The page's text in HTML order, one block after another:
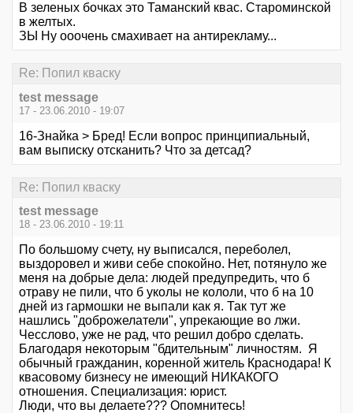
В зеленых бочках это Таманский квас. Староминской
в желтых.
ЗЫ Ну ооочень смахивает на антирекламу...
Re: Попил кваску
test message
17 - 23.06.2010 - 19:07
16-Знайка > Бред! Если вопрос принципиальный,
вам выписку отсканить? Что за детсад?
Re: Попил кваску
test message
18 - 23.06.2010 - 19:11
По большому счету, ну выписался, переболел,
выздоровел и живи себе спокойно. Нет, потянуло же
меня на добрые дела: людей предупредить, что б
отраву не пили, что б уколы не кололи, что б на 10
дней из гармошки не выпали как я. Так тут же
нашлись "доброжелатели", упрекающие во лжи.
Чесслово, уже не рад, что решил добро сделать.
Благодаря некоторым "бдительным" личностям. Я
обычный гражданин, коренной житель Краснодара! К
квасовому бизнесу не имеющий НИКАКОГО
отношения. Специализация: юрист.
Люди, что вы делаете??? Опомнитесь!